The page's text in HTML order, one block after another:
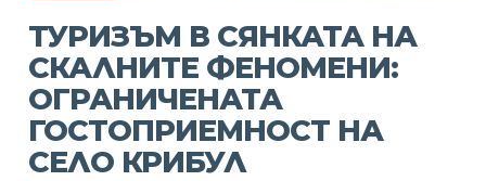
ТУРИЗЪМ В СЯНКАТА НА
СКАЛНИТЕ ФЕНОМЕНИ:
ОГРАНИЧЕНАТА
ГОСТОПРИЕМНОСТ НА
СЕЛО КРИБУЛ